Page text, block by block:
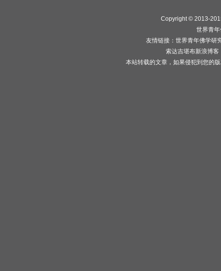
Copyright © 2013-
世界青
友情链接： 世界青年佛学研
索达吉堪布新浪博客
本站转载的文章，如果侵犯到您的